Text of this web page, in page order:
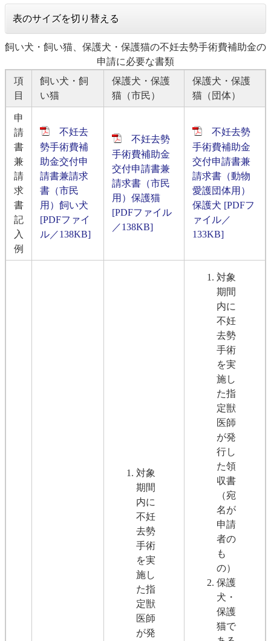
表のサイズを切り替える
飼い犬・飼い猫、保護犬・保護猫の不妊去勢手術費補助金の
申請に必要な書類
項
目
飼い犬・飼
い猫
保護犬・保護
猫（市民）
保護犬・保護
猫（団体）
申
請
書
兼
請
求
書
記
入
例
不妊去
勢手術費補
助金交付申
請書兼請求
書（市民
用）飼い犬
[PDFファイ
ル／138KB]
不妊去勢
手術費補助金
交付申請書兼
請求書（市民
用）保護猫
[PDFファイル
／138KB]
不妊去勢
手術費補助金
交付申請書兼
請求書（動物
愛護団体用）
保護犬 [PDFフ
ァイル／
133KB]
対象
期間
内に
不妊
去勢
手術
を実
施し
た指
定獣
医師
が発
対象
期間
内に
不妊
去勢
手術
を実
施し
た指
定獣
医師
が発
行し
た領
収書
（宛
名が
申請
者の
も
の）
保護
犬・
保護
猫で